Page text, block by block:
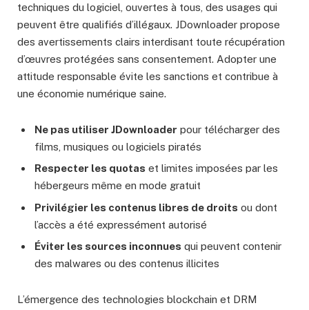
techniques du logiciel, ouvertes à tous, des usages qui
peuvent être qualifiés d’illégaux. JDownloader propose
des avertissements clairs interdisant toute récupération
d’œuvres protégées sans consentement. Adopter une
attitude responsable évite les sanctions et contribue à
une économie numérique saine.
Ne pas utiliser JDownloader pour télécharger des
films, musiques ou logiciels piratés
Respecter les quotas et limites imposées par les
hébergeurs même en mode gratuit
Privilégier les contenus libres de droits ou dont
l’accès a été expressément autorisé
Éviter les sources inconnues qui peuvent contenir
des malwares ou des contenus illicites
L’émergence des technologies blockchain et DRM